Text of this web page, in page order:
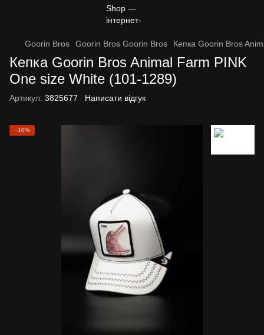
Goorin Bros Goorin Bros Goorin Bros Кепка Goorin Bros
Кепка Goorin Bros Animal Farm PINK
One size White (101-1289)
Артикул: 3825677 Написати відгук
−10%